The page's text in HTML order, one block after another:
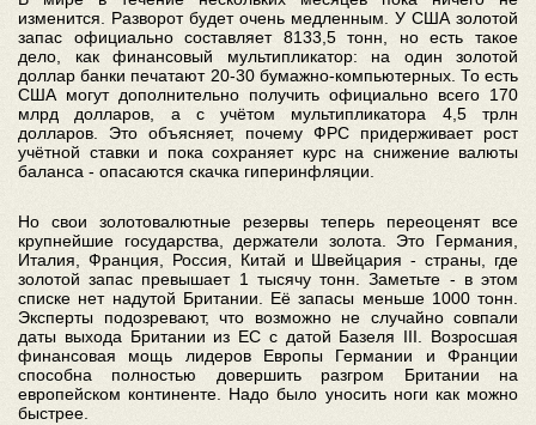
изменится. Разворот будет очень медленным. У США золотой
запас официально составляет 8133,5 тонн, но есть такое
дело, как финансовый мультипликатор: на один золотой
доллар банки печатают 20-30 бумажно-компьютерных. То есть
США могут дополнительно получить официально всего 170
млрд долларов, а с учётом мультипликатора 4,5 трлн
долларов. Это объясняет, почему ФРС придерживает рост
учётной ставки и пока сохраняет курс на снижение валюты
баланса - опасаются скачка гиперинфляции.
Но свои золотовалютные резервы теперь переоценят все
крупнейшие государства, держатели золота. Это Германия,
Италия, Франция, Россия, Китай и Швейцария - страны, где
золотой запас превышает 1 тысячу тонн. Заметьте - в этом
списке нет надутой Британии. Её запасы меньше 1000 тонн.
Эксперты подозревают, что возможно не случайно совпали
даты выхода Британии из ЕС с датой Базеля III. Возросшая
финансовая мощь лидеров Европы Германии и Франции
способна полностью довершить разгром Британии на
европейском континенте. Надо было уносить ноги как можно
быстрее.